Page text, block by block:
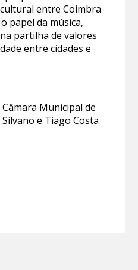
entre Coimbra
papel da música,
partilha de valores
entre cidades e
Municipal de
e Tiago Costa